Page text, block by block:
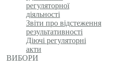
регуляторної
діяльності
Звіти про відстеження
результативності
Діючі регуляторні
акти
ВИБОРИ